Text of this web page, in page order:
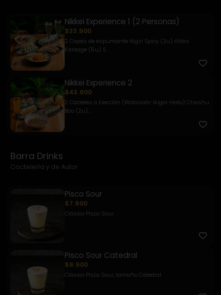
Nikkei Experience 1 (2 Personas)
$33.900
2 Copas de espumante Nigiri Spicy (2u) Alitas
Karaage (5u) S...
Nikkei Experience 2
$43.900
2 Cócteles a Elección (Wabisabi-Ikigai-Hato) Chashu
Bao (2u)...
Barra Drinks
Coctelería y de Autor
Pisco Sour
$7.900
Clásico Pisco Sour.
Pisco Sour Catedral
$9.900
Clásico Pisco Sour, tamaño Catedral